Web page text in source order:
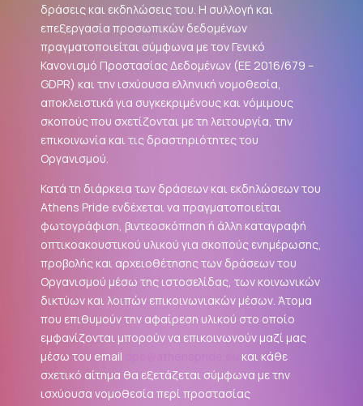
δράσεις και εκδηλώσεις του. Η συλλογή και
επεξεργασία προσωπικών δεδομένων
πραγματοποιείται σύμφωνα με τον Γενικό
Κανονισμό Προστασίας Δεδομένων (ΕΕ 2016/679 –
GDPR) και την ισχύουσα ελληνική νομοθεσία,
αποκλειστικά για συγκεκριμένους και νόμιμους
σκοπούς που σχετίζονται με τη λειτουργία, την
επικοινωνία και τις δραστηριότητες του
Οργανισμού.
Κατά τη διάρκεια των δράσεων και εκδηλώσεων του
Athens Pride ενδέχεται να πραγματοποιείται
φωτογράφιση, βιντεοσκόπηση ή άλλη καταγραφή
οπτικοακουστικού υλικού για σκοπούς ενημέρωσης,
προβολής και αρχειοθέτησης των δράσεων του
Οργανισμού μέσω της ιστοσελίδας, των κοινωνικών
δικτύων και λοιπών επικοινωνιακών μέσων. Άτομα
που επιθυμούν την αφαίρεση υλικού στο οποίο
εμφανίζονται μπορούν να επικοινωνούν μαζί μας
μέσω του email
και κάθε
σχετικό αίτημα θα εξετάζεται σύμφωνα με την
ισχύουσα νομοθεσία περί προστασίας